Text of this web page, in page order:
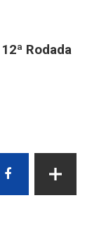
Rodada